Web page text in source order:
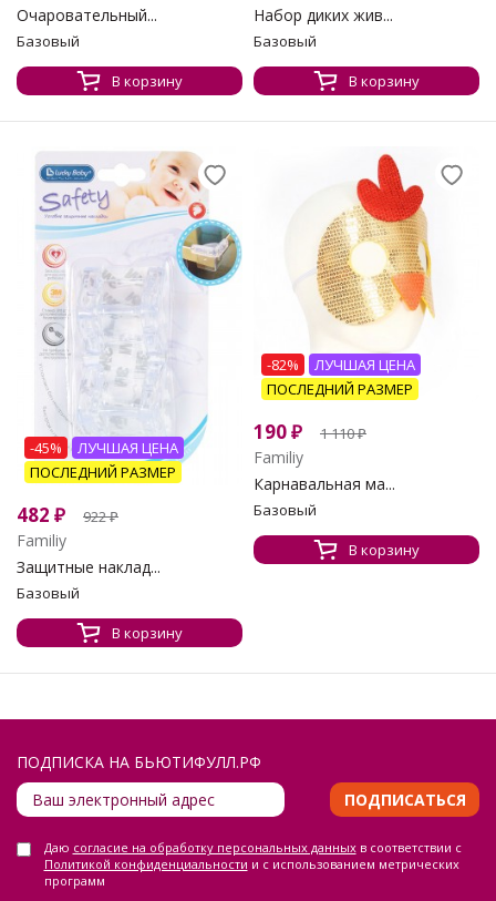
Очаровательный...
Базовый
В корзину
Набор диких жив...
Базовый
В корзину
-45%
ЛУЧШАЯ ЦЕНА
ПОСЛЕДНИЙ РАЗМЕР
482 ₽ 922₽
Familiy
Защитные наклад...
Базовый
В корзину
-82%
ЛУЧШАЯ ЦЕНА
ПОСЛЕДНИЙ РАЗМЕР
190₽ 1 110₽
Familiy
Карнавальная ма...
Базовый
В корзину
ПОДПИСКА НА БЬЮТИФУЛЛ.РФ
ПОДПИСАТЬСЯ
Даю согласие на обработку персональных данныхв соответствии с
Политикой конфиденциальности и с использованием метрических
программ